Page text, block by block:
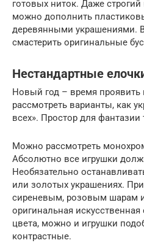
готовых ниток. Даже
можно дополнить
деревянными украшениями.
смастерить оригинальные
Нестандартные
Новый год – время проявить
рассмотреть варианты, как
всех». Простор для фантазии
Можно рассмотреть
Абсолютно все игрушки
Необязательно
или золотых украшениях.
сиреневым, розовым шарам
оригинальная
цвета, можно и игрушки
контрастные.